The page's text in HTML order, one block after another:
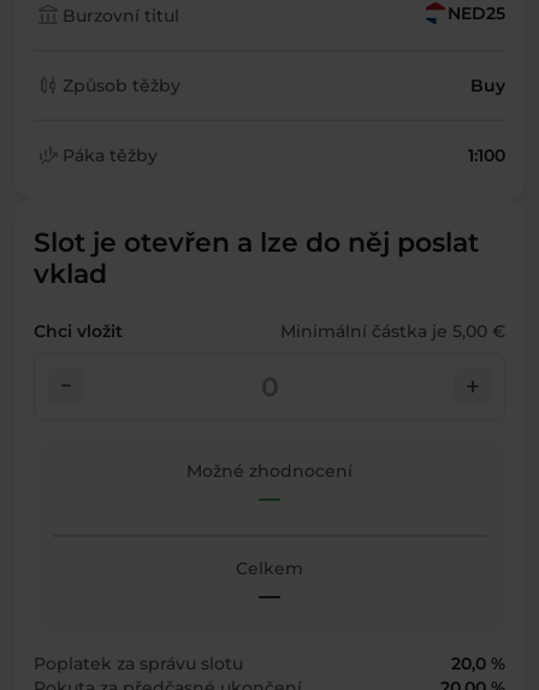
account_balance Burzovní titul NED25
candlestick_chart Způsob těžby Buy
finance_mode Páka těžby 1:100
Slot je otevřen a lze do něj poslat
vklad
Chci vložit Minimální částka je 5,00 €
check_indeterminate_small add
Možné zhodnocení
—
Celkem
—
Poplatek za správu slotu
20,0 %